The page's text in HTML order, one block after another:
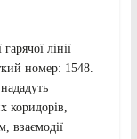
лінії
номер: 1548.
коридорів,
взаємодії